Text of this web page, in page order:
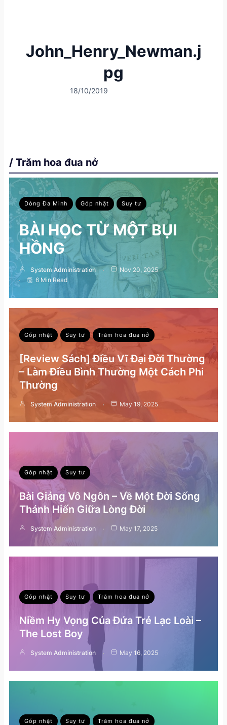
John_Henry_Newman.j
pg
18/10/2019
/ Trăm hoa đua nở
Dòng Đa Minh Góp nhặt Suy tư
BÀI HỌC TỪ MỘT BỤI
HỒNG
System Administration
Nov 20, 2025
6 Min Read
Góp nhặt Suy tư Trăm hoa đua nở
[Review Sách] Điều Vĩ Đại Đời Thường
– Làm Điều Bình Thường Một Cách Phi
Thường
System Administration May 19, 2025
Góp nhặt Suy tư
Bài Giảng Vô Ngôn – Về Một Đời Sống
Thánh Hiến Giữa Lòng Đời
System Administration May 17, 2025
Góp nhặt Suy tư Trăm hoa đua nở
Niềm Hy Vọng Của Đứa Trẻ Lạc Loài –
The Lost Boy
System Administration May 16, 2025
Góp nhặt Suy tư Trăm hoa đua nở